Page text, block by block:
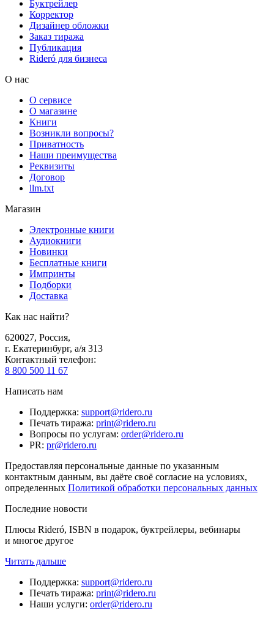
Буктрейлер
Корректор
Дизайнер обложки
Заказ тиража
Публикация
Rideró для бизнеса
О нас
О сервисе
О магазине
Книги
Возникли вопросы?
Приватность
Наши преимущества
Реквизиты
Договор
llm.txt
Магазин
Электронные книги
Аудиокниги
Новинки
Бесплатные книги
Импринты
Подборки
Доставка
Как нас найти?
620027, Россия,
г. Екатеринбург, а/я 313
Контактный телефон:
8 800 500 11 67
Написать нам
Поддержка: support@ridero.ru
Печать тиража: print@ridero.ru
Вопросы по услугам: order@ridero.ru
PR: pr@ridero.ru
Предоставляя персональные данные по указанным
контактным данным, вы даёте своё согласие на условиях,
определенных Политикой обработки персональных данных
Последние новости
Плюсы Rideró, ISBN в подарок, буктрейлеры, вебинары
и многое другое
Читать дальше
Поддержка: support@ridero.ru
Печать тиража: print@ridero.ru
Наши услуги: order@ridero.ru